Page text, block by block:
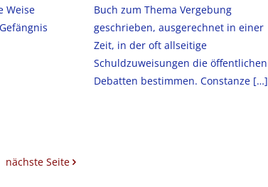
Weise
Buch zum Thema Vergebung
geschrieben, ausgerechnet in einer
Zeit, in der oft allseitige
Schuldzuweisungen die öffentlichen
Debatten bestimmen. Constanze[…]
nächste Seite